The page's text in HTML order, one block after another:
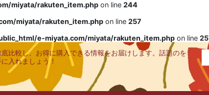
miyata/rakuten_item.php on line 244
miyata/rakuten_item.php on line 257
e-miyata.com/miyata/rakuten_item.php on line
比較し、お得に購入できる情報をお届けします。話題のを
入れましょう！